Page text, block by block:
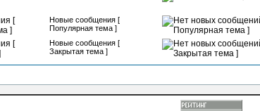
Новые сообщения [
Популярная тема ]
Новые сообщения [
Закрытая тема ]